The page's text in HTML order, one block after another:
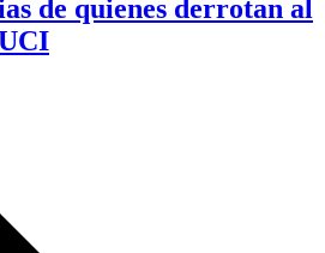
de quienes derrotan al